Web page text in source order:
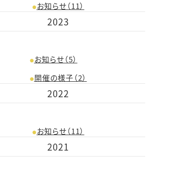
お知らせ（11）
2023
お知らせ（5）
開催の様子（2）
2022
お知らせ（11）
2021